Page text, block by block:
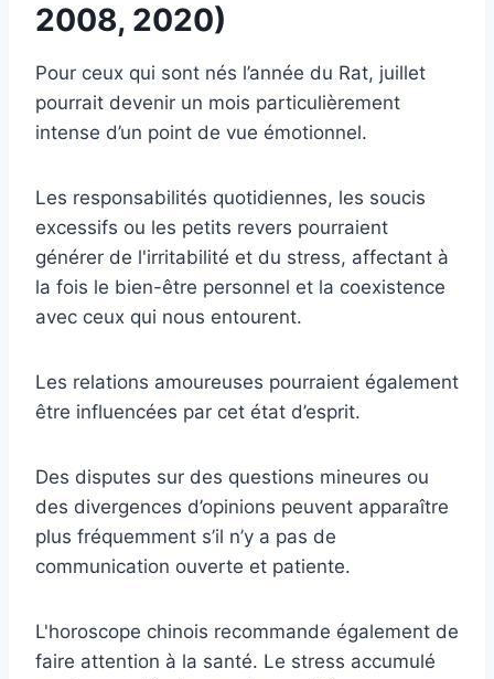
2008, 2020)
Pour ceux qui sont nés l’année du Rat, juillet
pourrait devenir un mois particulièrement
intense d’un point de vue émotionnel.
Les responsabilités quotidiennes, les soucis
excessifs ou les petits revers pourraient
générer de l'irritabilité et du stress, affectant à
la fois le bien-être personnel et la coexistence
avec ceux qui nous entourent.
Les relations amoureuses pourraient également
être influencées par cet état d’esprit.
Des disputes sur des questions mineures ou
des divergences d’opinions peuvent apparaître
plus fréquemment s’il n’y a pas de
communication ouverte et patiente.
L'horoscope chinois recommande également de
faire attention à la santé. Le stress accumulé